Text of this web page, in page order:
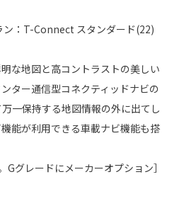
：T-Connect スタンダード(22)
な地図と高コントラストの美しい
ター通信型コネクティッドナビの
一保持する地図情報の外に出てし
能が利用できる車載ナビ機能も搭
Gグレードにメーカーオプション］